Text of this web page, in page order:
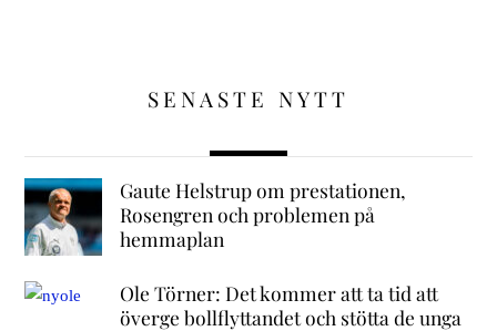
SENASTE NYTT
Gaute Helstrup om prestationen,
Rosengren och problemen på
hemmaplan
Ole Törner: Det kommer att ta tid att
överge bollflyttandet och stötta de unga